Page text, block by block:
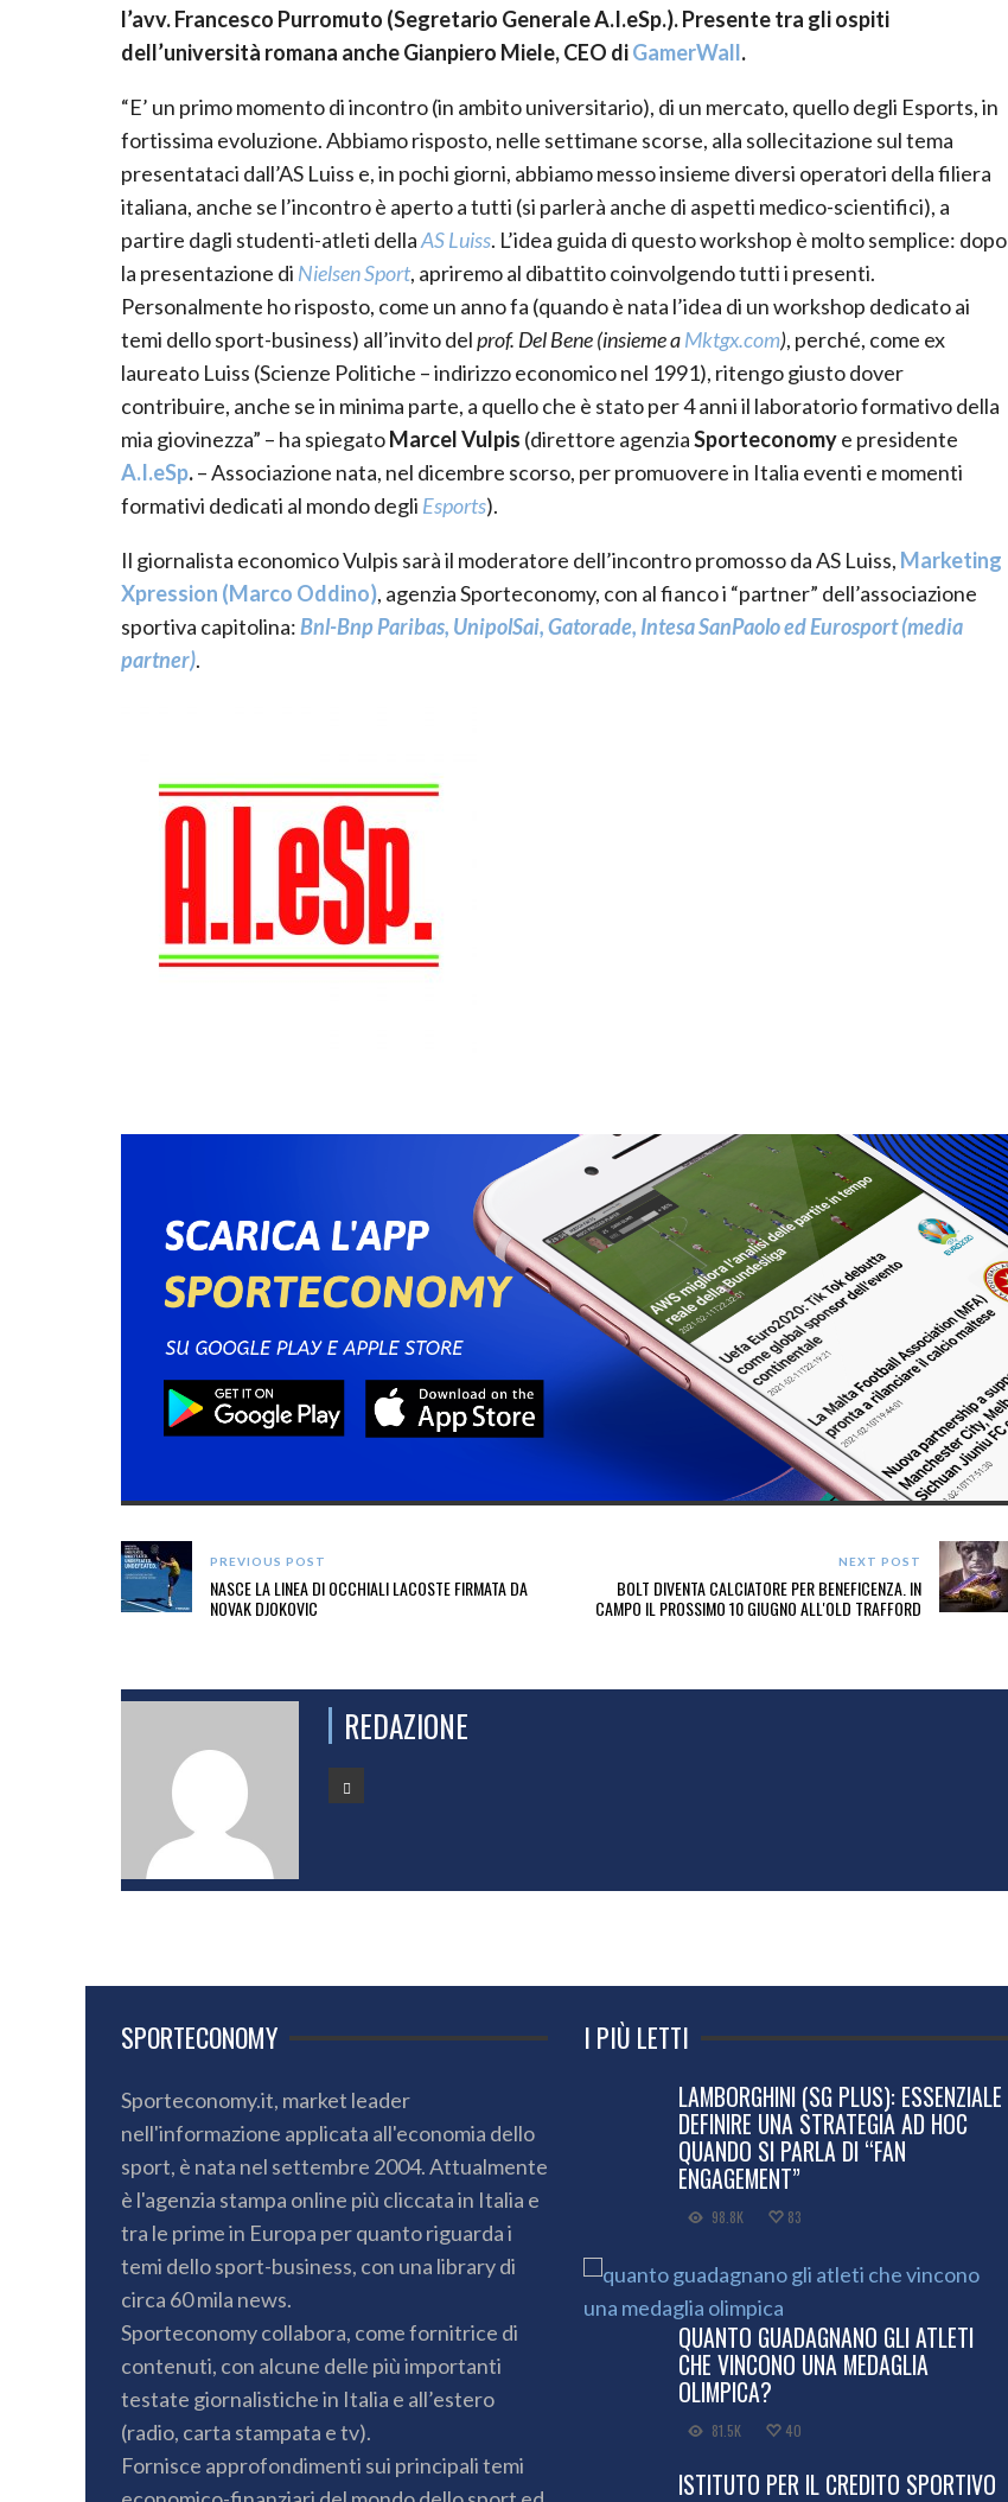
l’avv. Francesco Purromuto (Segretario Generale A.I.eSp.). Presente tra gli ospiti
dell’università romana anche Gianpiero Miele, CEO diGamerWall.
“E’ un primo momento di incontro (in ambito universitario), di un mercato, quello degli Esports, in
fortissima evoluzione. Abbiamo risposto, nelle settimane scorse, alla sollecitazione sul tema
presentataci dall’AS Luiss e, in pochi giorni, abbiamo messo insieme diversi operatori della filiera
italiana, anche se l’incontro è aperto a tutti (si parlerà anche di aspetti medico-scientifici), a
partire dagli studenti-atleti dellaAS Luiss. L’idea guida di questo workshop è molto semplice: dopo
la presentazione di Nielsen Sport, apriremo al dibattito coinvolgendo tutti i presenti.
Personalmente ho risposto, come un anno fa (quando è nata l’idea di un workshop dedicato ai
temi dello sport-business) all’invito delprof. Del Bene (insieme aMktgx.com), perché, come ex
laureato Luiss (Scienze Politiche – indirizzo economico nel 1991), ritengo giusto dover
contribuire, anche se in minima parte, a quello che è stato per 4 anni il laboratorio formativo della
mia giovinezza” – ha spiegatoMarcel Vulpis (direttore agenziaSporteconomye presidente
A.I.eSp.– Associazione nata, nel dicembre scorso, per promuovere in Italia eventi e momenti
formativi dedicati al mondo degli Esports).
Il giornalista economico Vulpis sarà il moderatore dell’incontro promosso da AS Luiss, Marketing
Xpression (Marco Oddino), agenzia Sporteconomy, con al fianco i “partner” dell’associazione
sportiva capitolina:Bnl-Bnp Paribas, UnipolSai, Gatorade, Intesa SanPaolo ed Eurosport (media
partner).
PREVIOUS POST
NASCE LA LINEA DI OCCHIALI LACOSTE FIRMATA DA
NOVAK DJOKOVIC
NEXT POST
BOLT DIVENTA CALCIATORE PER BENEFICENZA. IN
CAMPO IL PROSSIMO 10 GIUGNO ALL'OLD TRAFFORD
REDAZIONE
SPORTECONOMY
Sporteconomy.it, market leader
nell'informazione applicata all'economia dello
sport, è nata nel settembre 2004. Attualmente
è l'agenzia stampa online più cliccata in Italia e
tra le prime in Europa per quanto riguarda i
temi dello sport-business, con una library di
circa 60 mila news.
Sporteconomy collabora, come fornitrice di
contenuti, con alcune delle più importanti
testate giornalistiche in Italia e all’estero
(radio, carta stampata e tv).
Fornisce approfondimenti sui principali temi
I PIÙ LETTI
LAMBORGHINI (SG PLUS): ESSENZIALE
DEFINIRE UNA STRATEGIA AD HOC
QUANDO SI PARLA DI “FAN
ENGAGEMENT”
98.8K 83
QUANTO GUADAGNANO GLI ATLETI
CHE VINCONO UNA MEDAGLIA
OLIMPICA?
81.5K 40
ISTITUTO PER IL CREDITO SPORTIVO